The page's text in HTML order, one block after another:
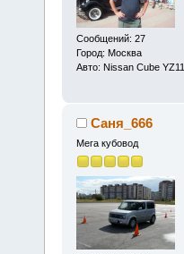
Сообщений: 27
Город: Москва
Авто: Nissan Cube YZ11
Саня_666
Мега кубовод